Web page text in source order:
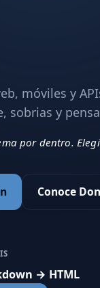
móviles y
sobrias y
por dentro.
Conoce
→ HTML